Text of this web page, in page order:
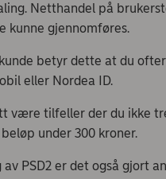
Netthandel på
kunne gjennomføres.
betyr dette at du
eller Nordea ID.
være tilfeller der du ikke
under 300 kroner.
PSD2 er det også gjort